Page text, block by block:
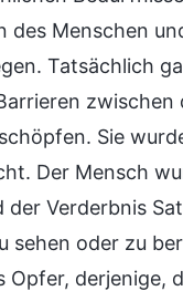
des Menschen
Tatsächlich
zwischen
Sie
Der Mensch
der Verderbnis
sehen oder zu
Opfer, derjenige,